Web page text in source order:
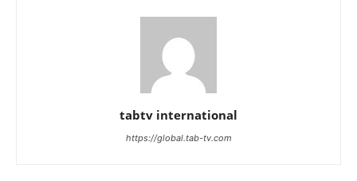
tabtv international
https://global.tab-tv.com